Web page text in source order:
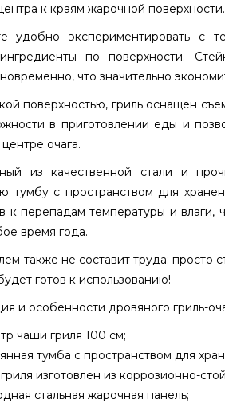
к краям жарочной поверхности.
удобно экспериментировать с
ингредиенты по поверхности.
что значительно
поверхностью, гриль оснащён
в приготовлении еды и
очага.
из качественной стали и
тумбу с пространством для
к перепадам температуры и влаги,
время года.
также не составит труда: просто
готов к использованию!
и особенности дровяного гриль-
чаши гриля 100 см;
тумба с пространством для
изготовлен из коррозионно-
стальная жарочная панель;